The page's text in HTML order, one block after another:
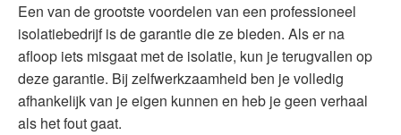
Een van de grootste voordelen van een professioneel
isolatiebedrijf is de garantie die ze bieden. Als er na
afloop iets misgaat met de isolatie, kun je terugvallen op
deze garantie. Bij zelfwerkzaamheid ben je volledig
afhankelijk van je eigen kunnen en heb je geen verhaal
als het fout gaat.